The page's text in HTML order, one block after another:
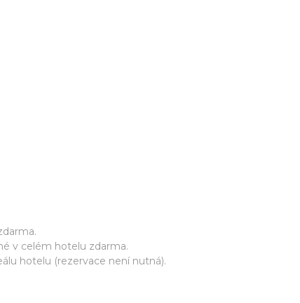
v celém hotelu zdarma.
hotelu (rezervace není nutná).